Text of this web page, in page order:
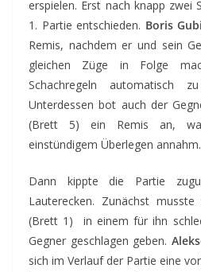
erspielen. Erst nach knapp zwei
1. Partie entschieden. Boris
Remis, nachdem er und sein
gleichen Züge in Folge
Schachregeln automatisch
Unterdessen bot auch der
(Brett 5) ein Remis an,
einstündigem Überlegen annahm.
Dann kippte die Partie
Lauterecken. Zunächst musste
(Brett 1) in einem für ihn
Gegner geschlagen geben.
sich im Verlauf der Partie eine